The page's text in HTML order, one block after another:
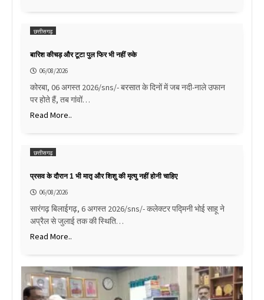
छत्तीसगढ़
बारिश कीचड़ और टूटा पुल फिर भी नहीं रुके
06/08/2026
कोरबा, 06 अगस्त 2026/sns/- बरसात के दिनों में जब नदी-नाले उफान
पर होते हैं, तब गांवों…
Read More..
छत्तीसगढ़
प्रसव के दौरान 1 भी मातृ और शिशु की मृत्यु नहीं होनी चाहिए
06/08/2026
सारंगढ़ बिलाईगढ़, 6 अगस्त 2026/sns/- कलेक्टर पद्मिनी भोई साहू ने
अप्रैल से जुलाई तक की स्थिति…
Read More..